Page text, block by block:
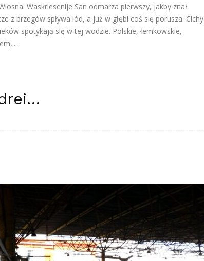
Waskriesenije San odmarza pierwszy, jakby znał
z brzegów spływa lód, a już w głębi coś się porusza. Cichy
spotykają się w tej wodzie. Polskie, łemkowskie,